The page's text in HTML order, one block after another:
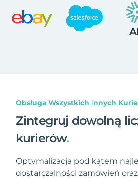
Obsługa Wszystkich Innych
Zintegruj dowolną
kurierów.
Optymalizacja pod kątem
dostarczalności zamówień